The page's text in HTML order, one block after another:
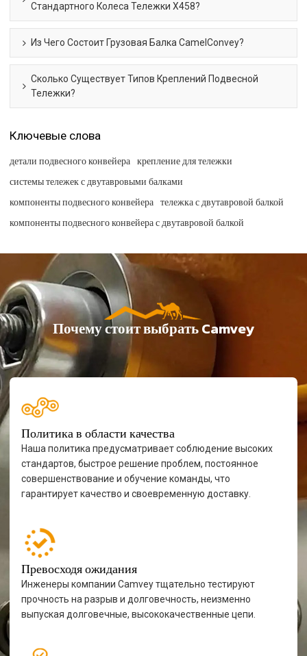
Стандартного Колеса Тележки X458?
Из Чего Состоит Грузовая Балка CamelConvey?
Сколько Существует Типов Креплений Подвесной
Тележки?
Ключевые слова
детали подвесного конвейера крепление для тележки
системы тележек с двутавровыми балками
компоненты подвесного конвейера тележка с двутавровой балкой
компоненты подвесного конвейера с двутавровой балкой
Почему стоит выбрать Camvey
Политика в области качества
Наша политика предусматривает соблюдение высоких
стандартов, быстрое решение проблем, постоянное
совершенствование и обучение команды, что
гарантирует качество и своевременную доставку.
Превосходя ожидания
Инженеры компании Camvey тщательно тестируют
прочность на разрыв и долговечность, неизменно
выпуская долговечные, высококачественные цепи.